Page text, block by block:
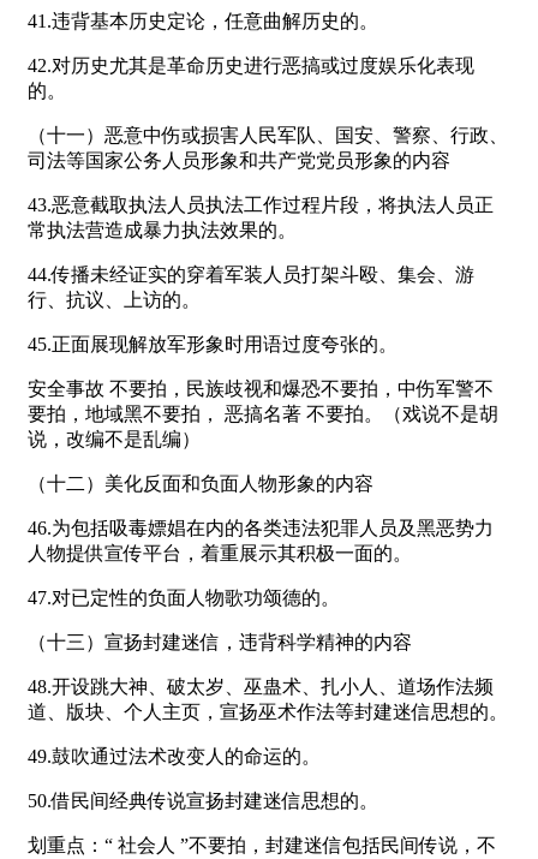
41.违背基本历史定论，任意曲解历史的。
42.对历史尤其是革命历史进行恶搞或过度娱乐化表现
的。
（十一）恶意中伤或损害人民军队、国安、警察、行政、
司法等国家公务人员形象和共产党党员形象的内容
43.恶意截取执法人员执法工作过程片段，将执法人员正
常执法营造成暴力执法效果的。
44.传播未经证实的穿着军装人员打架斗殴、集会、游
行、抗议、上访的。
45.正面展现解放军形象时用语过度夸张的。
安全事故 不要拍，民族歧视和爆恐不要拍，中伤军警不
要拍，地域黑不要拍， 恶搞名著 不要拍。（戏说不是胡
说，改编不是乱编）
（十二）美化反面和负面人物形象的内容
46.为包括吸毒嫖娼在内的各类违法犯罪人员及黑恶势力
人物提供宣传平台，着重展示其积极一面的。
47.对已定性的负面人物歌功颂德的。
（十三）宣扬封建迷信，违背科学精神的内容
48.开设跳大神、破太岁、巫蛊术、扎小人、道场作法频
道、版块、个人主页，宣扬巫术作法等封建迷信思想的。
49.鼓吹通过法术改变人的命运的。
50.借民间经典传说宣扬封建迷信思想的。
划重点：“ 社会人 ”不要拍，封建迷信包括民间传说，不